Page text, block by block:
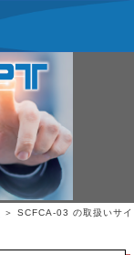
＞ SCFCA-03 の取扱いサイ